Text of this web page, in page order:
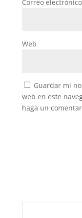
Correo electrónico
Web
Guardar mi
web en este
haga un